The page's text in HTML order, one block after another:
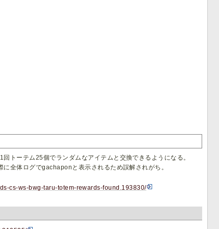
トーテム25個でランダムなアイテムと交換できるようになる。
全体ログでgachaponと表示されるため誤解されがち。
cs-ws-bwg-taru-totem-rewards-found.193830/